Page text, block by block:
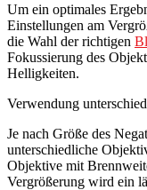
Um ein optimales
Einstellungen am
die Wahl der richtigen
Fokussierung des
Helligkeiten.
Verwendung
Je nach Größe des
unterschiedliche
Objektive mit
Vergrößerung wird ein